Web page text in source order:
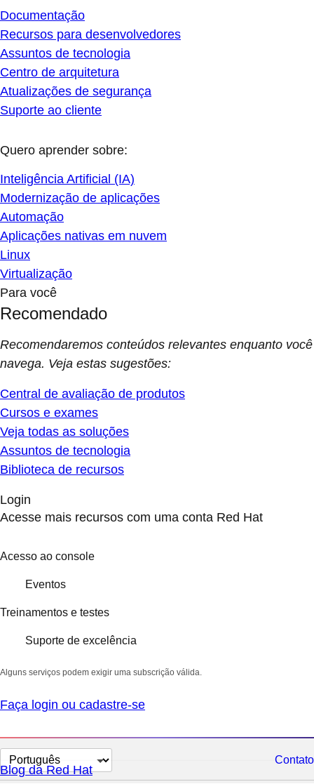
Documentação
Recursos para desenvolvedores
Assuntos de tecnologia
Centro de arquitetura
Atualizações de segurança
Suporte ao cliente
Quero aprender sobre:
Inteligência Artificial (IA)
Modernização de aplicações
Automação
Aplicações nativas em nuvem
Linux
Virtualização
Para você
Recomendado
Recomendaremos conteúdos relevantes enquanto você
navega. Veja estas sugestões:
Central de avaliação de produtos
Cursos e exames
Veja todas as soluções
Assuntos de tecnologia
Biblioteca de recursos
Login
Acesse mais recursos com uma conta Red Hat
Acesso ao console
Eventos
Treinamentos e testes
Suporte de excelência
Alguns serviços podem exigir uma subscrição válida.
Faça login ou cadastre-se
Selecionar
idioma
Contato
Blog da Red Hat